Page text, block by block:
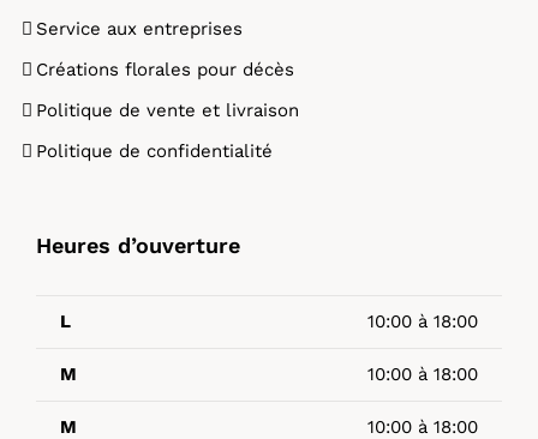
Service aux entreprises
Créations florales pour décès
Politique de vente et livraison
Politique de confidentialité
Heures d’ouverture
L 10:00 à 18:00
M 10:00 à 18:00
M 10:00 à 18:00